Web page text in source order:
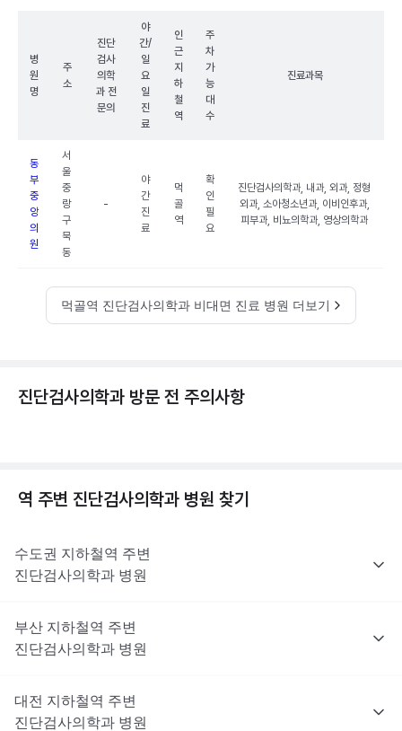
병
원
명
주
소
진단
검사
의학
과 전
문의
야
간/
일
요
일
진
료
인
근
지
하
철
역
주
차
가
능
대
수
진료과목
동
부
중
앙
의
원
서
울
중
랑
구
묵
동
-
야
간
진
료
먹
골
역
확
인
필
요
진단검사의학과, 내과, 외과, 정형
외과, 소아청소년과, 이비인후과,
피부과, 비뇨의학과, 영상의학과
먹골역 진단검사의학과 비대면 진료 병원 더보기
진단검사의학과 방문 전 주의사항
역 주변 진단검사의학과 병원 찾기
수도권 지하철역 주변
진단검사의학과 병원
부산 지하철역 주변
진단검사의학과 병원
대전 지하철역 주변
진단검사의학과 병원